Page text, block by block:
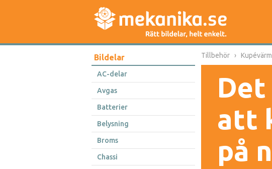
Bildelar
AC-delar
Avgas
Batterier
Belysning
Broms
Chassi
Tillbehör
att
på